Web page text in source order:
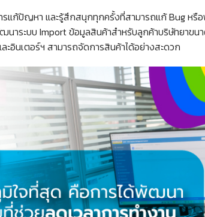
แก้ปัญหา และรู้สึกสนุกทุกครั้งที่สามารถแก้ Bug หรื
นาระบบ Import ข้อมูลสินค้าสำหรับลูกค้าบริษัทยาข
ะอินเตอร์ฯ สามารถจัดการสินค้าได้อย่างสะดวก